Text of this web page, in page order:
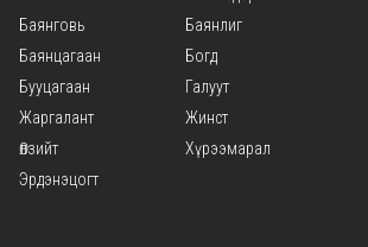
Баянговь
Баянлиг
Баянцагаан
Богд
Бууцагаан
Галуут
Жаргалант
Жинст
Өлзийт
Хүрээмарал
Эрдэнэцогт